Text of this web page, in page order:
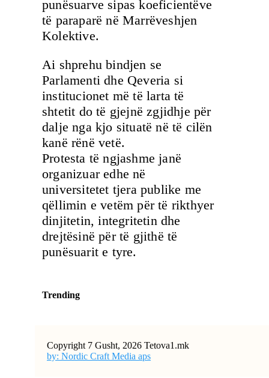
punësuarve sipas koeficientëve
të paraparë në Marrëveshjen
Kolektive.
Ai shprehu bindjen se
Parlamenti dhe Qeveria si
institucionet më të larta të
shtetit do të gjejnë zgjidhje për
dalje nga kjo situatë në të cilën
kanë rënë vetë.
Protesta të ngjashme janë
organizuar edhe në
universitetet tjera publike me
qëllimin e vetëm për të rikthyer
dinjitetin, integritetin dhe
drejtësinë për të gjithë të
punësuarit e tyre.
Trending
Copyright 7 Gusht, 2026 Tetova1.mk
by: Nordic Craft Media aps